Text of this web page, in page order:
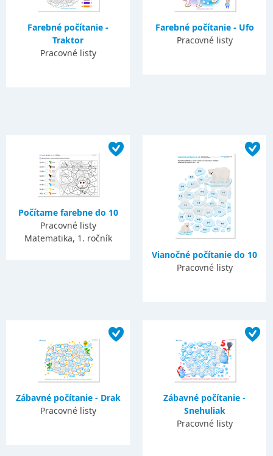
Farebné počítanie -
Traktor
Pracovné listy
Farebné počítanie - Ufo
Pracovné listy
Počítame farebne do 10
Pracovné listy
Matematika, 1. ročník
Vianočné počítanie do 10
Pracovné listy
Zábavné počítanie - Drak
Pracovné listy
Zábavné počítanie -
Snehuliak
Pracovné listy